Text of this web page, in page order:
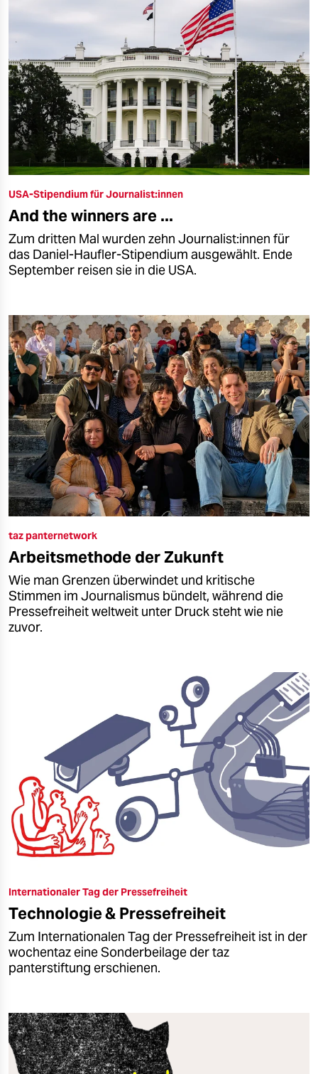
USA-Stipendium für Journalist:innen
And the winners are ...​
Zum dritten Mal wurden zehn Journalist:innen für
das Daniel-Haufler-Stipendium ausgewählt. Ende
September reisen sie in die USA.
taz panternetwork
Arbeitsmethode der Zukunft
Wie man Grenzen überwindet und kritische
Stimmen im Journalismus bündelt, während die
Pressefreiheit weltweit unter Druck steht wie nie
zuvor.
Internationaler Tag der Pressefreiheit
Technologie & Pressefreiheit
Zum Internationalen Tag der Pressefreiheit ist in der
wochentaz eine Sonderbeilage der taz
panterstiftung erschienen.